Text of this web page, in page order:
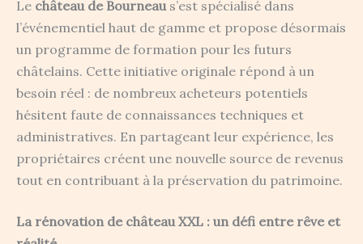
Le château de Bourneau s’est spécialisé dans
l’événementiel haut de gamme et propose désormais
un programme de formation pour les futurs
châtelains. Cette initiative originale répond à un
besoin réel : de nombreux acheteurs potentiels
hésitent faute de connaissances techniques et
administratives. En partageant leur expérience, les
propriétaires créent une nouvelle source de revenus
tout en contribuant à la préservation du patrimoine.
La rénovation de château XXL : un défi entre rêve et